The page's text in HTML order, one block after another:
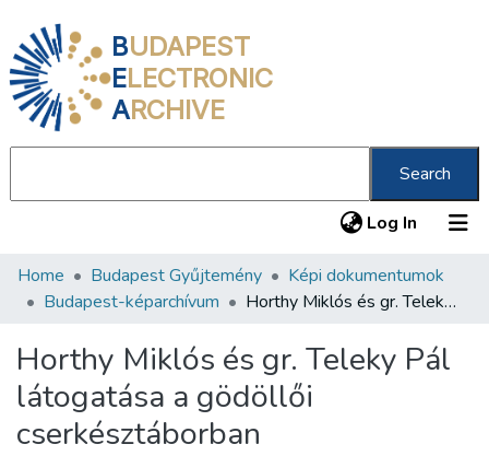
BUDAPEST
ELECTRONIC
ARCHIVE
Search
Log In (current)
Communities & Collections
Statistics
About us
Home Budapest Gyűjtemény
Képi dokumentumok
Budapest-képarchívum
Horthy Miklós és gr. Teleky Pál látogatása a gödöllői cserkésztáborban
Horthy Miklós és gr. Teleky Pál
látogatása a gödöllői
cserkésztáborban